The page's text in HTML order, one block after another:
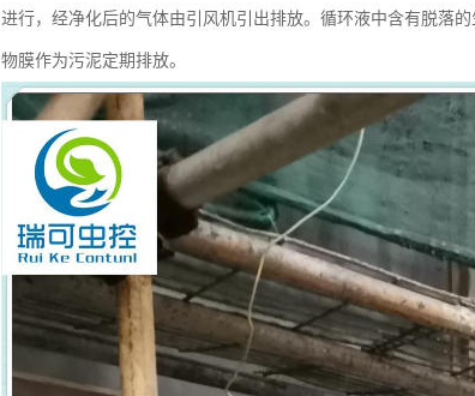
进行，经净化后的气体由引风机引出排放。循环液中含有脱落
物膜作为污泥定期排放。